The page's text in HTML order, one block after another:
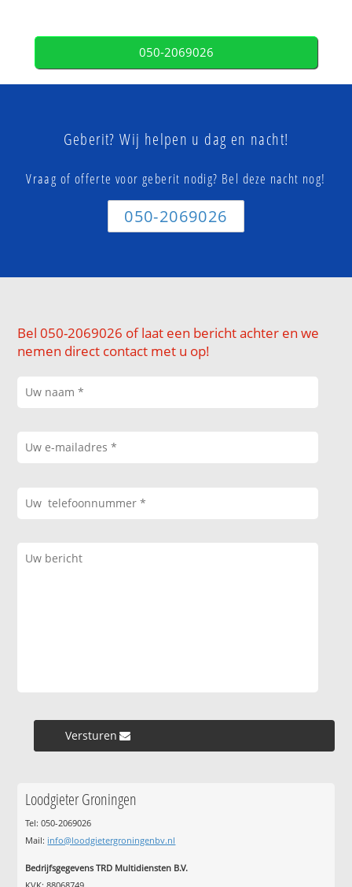
050-2069026
Geberit? Wij helpen u dag en nacht!
Vraag of offerte voor geberit nodig? Bel deze nacht nog!
050-2069026
Bel 050-2069026 of laat een bericht achter en we
nemen direct contact met u op!
Versturen »
Loodgieter Groningen
Tel: 050-2069026
Mail: info@loodgietergroningenbv.nl
Bedrijfsgegevens TRD Multidiensten B.V.